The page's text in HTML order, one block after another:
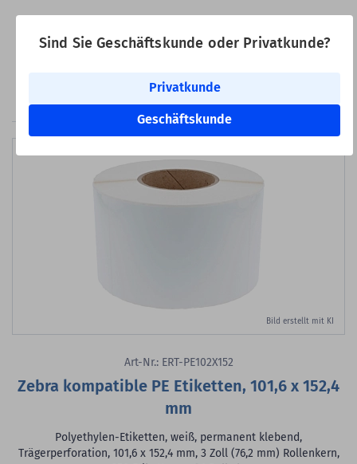
Sind Sie Geschäftskunde oder Privatkunde?
Privatkunde
Geschäftskunde
Lieferbar sofort ab Lager
In den Warenkorb
Bild erstellt mit KI
Art-Nr.: ERT-PE102X152
Zebra kompatible PE Etiketten, 101,6 x 152,4
mm
Polyethylen-Etiketten, weiß, permanent klebend,
Trägerperforation, 101,6 x 152,4 mm, 3 Zoll (76,2 mm) Rollenkern,